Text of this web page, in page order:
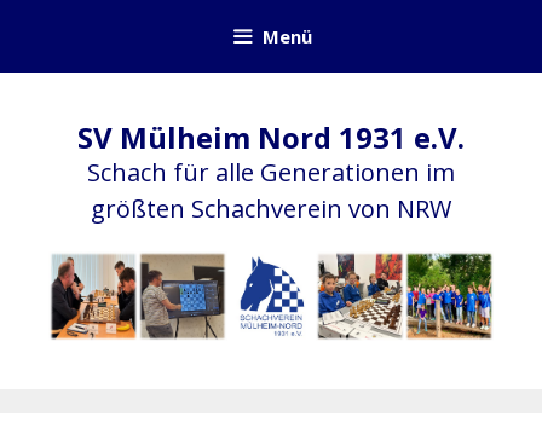
springen
Menü
SV Mülheim Nord 1931 e.V.
Schach für alle Generationen im
größten Schachverein von NRW